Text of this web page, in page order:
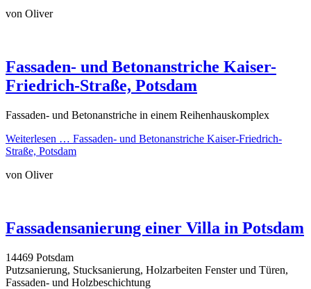
von Oliver
Fassaden- und Betonanstriche Kaiser-
Friedrich-Straße, Potsdam
Fassaden- und Betonanstriche in einem Reihenhauskomplex
Weiterlesen … Fassaden- und Betonanstriche Kaiser-Friedrich-
Straße, Potsdam
von Oliver
Fassadensanierung einer Villa in Potsdam
14469 Potsdam
Putzsanierung, Stucksanierung, Holzarbeiten Fenster und Türen,
Fassaden- und Holzbeschichtung